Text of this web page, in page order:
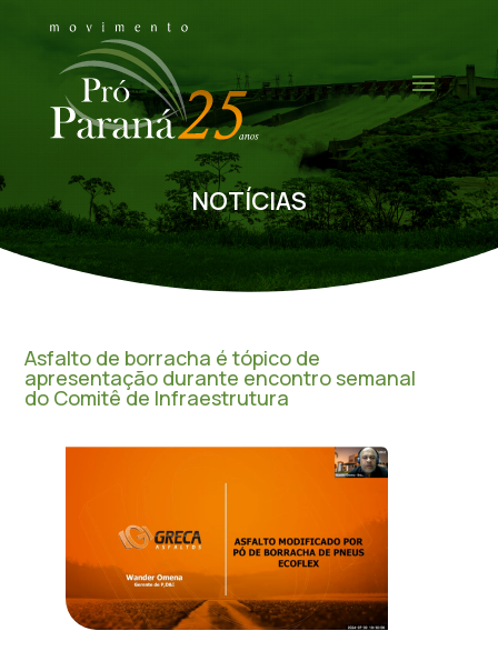
NOTÍCIAS
Asfalto de borracha é tópico de
apresentação durante encontro semanal
do Comitê de Infraestrutura